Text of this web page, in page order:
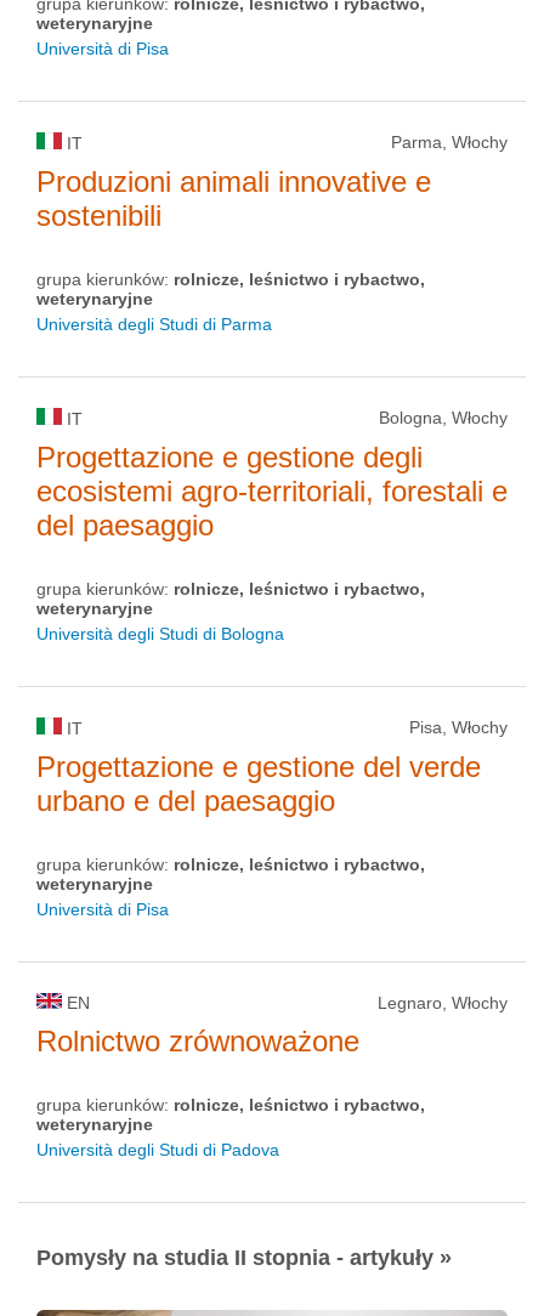
weterynaryjne
Università di Pisa
IT Parma, Włochy
Produzioni animali innovative e
sostenibili
grupa kierunków: rolnicze, leśnictwo i rybactwo,
weterynaryjne
Università degli Studi di Parma
IT Bologna, Włochy
Progettazione e gestione degli
ecosistemi agro-territoriali, forestali e
del paesaggio
grupa kierunków: rolnicze, leśnictwo i rybactwo,
weterynaryjne
Università degli Studi di Bologna
IT Pisa, Włochy
Progettazione e gestione del verde
urbano e del paesaggio
grupa kierunków: rolnicze, leśnictwo i rybactwo,
weterynaryjne
Università di Pisa
EN Legnaro, Włochy
Rolnictwo zrównoważone
grupa kierunków: rolnicze, leśnictwo i rybactwo,
weterynaryjne
Università degli Studi di Padova
Pomysły na studia II stopnia - artykuły »